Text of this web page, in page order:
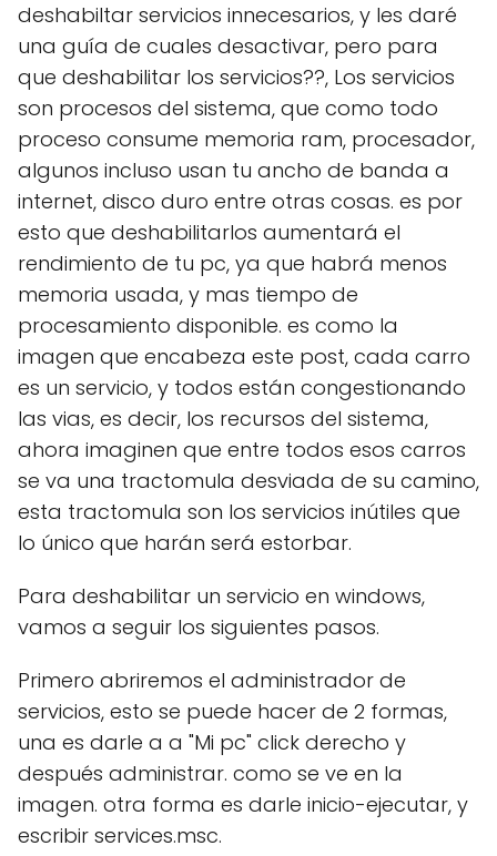
deshabiltar servicios innecesarios, y les daré
una guía de cuales desactivar, pero para
que deshabilitar los servicios??, Los servicios
son procesos del sistema, que como todo
proceso consume memoria ram, procesador,
algunos incluso usan tu ancho de banda a
internet, disco duro entre otras cosas. es por
esto que deshabilitarlos aumentará el
rendimiento de tu pc, ya que habrá menos
memoria usada, y mas tiempo de
procesamiento disponible. es como la
imagen que encabeza este post, cada carro
es un servicio, y todos están congestionando
las vias, es decir, los recursos del sistema,
ahora imaginen que entre todos esos carros
se va una tractomula desviada de su camino,
esta tractomula son los servicios inútiles que
lo único que harán será estorbar.
Para deshabilitar un servicio en windows,
vamos a seguir los siguientes pasos.
Primero abriremos el administrador de
servicios, esto se puede hacer de 2 formas,
una es darle a a "Mi pc" click derecho y
después administrar. como se ve en la
imagen. otra forma es darle inicio-ejecutar, y
escribir services.msc.